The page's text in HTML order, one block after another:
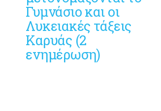
Γυμνάσιο και οι
Λυκειακές τάξεις
Καρυάς (2
ενημέρωση)